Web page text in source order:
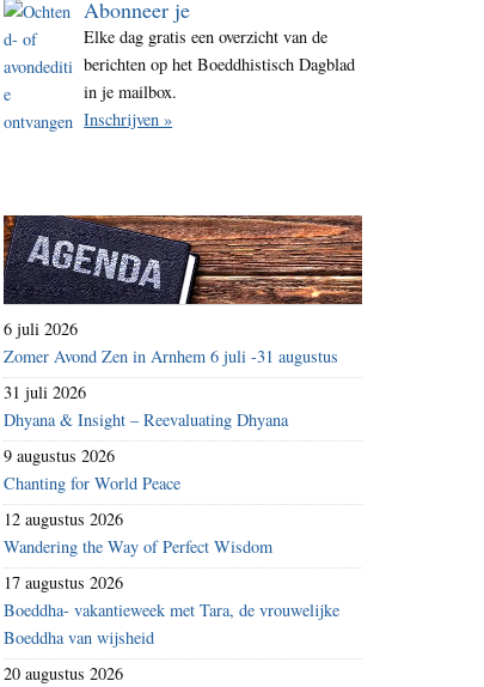
i
t
Abonneer je
Elke dag gratis een overzicht van de
berichten op het Boeddhistisch Dagblad
in je mailbox.
Inschrijven »
6 juli 2026
Zomer Avond Zen in Arnhem 6 juli -31 augustus
31 juli 2026
Dhyana & Insight – Reevaluating Dhyana
9 augustus 2026
Chanting for World Peace
12 augustus 2026
Wandering the Way of Perfect Wisdom
17 augustus 2026
Boeddha- vakantieweek met Tara, de vrouwelijke
Boeddha van wijsheid
20 augustus 2026